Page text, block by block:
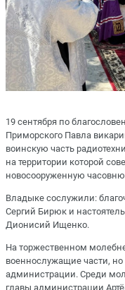
19 сентября по
Приморского Павла
воинскую часть
на территории которой
новосооруженную
Владыке сослужили:
Сергий Бирюк и
Дионисий Ищенко.
На торжественном
военнослужащие части, но
администрации. Среди
главы администрации